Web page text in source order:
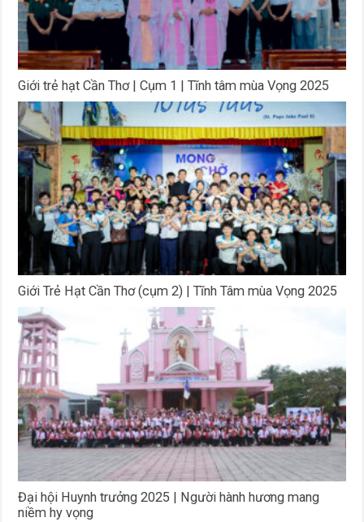
Giới trẻ hạt Cần Thơ | Cụm 1 | Tĩnh tâm mùa Vọng 2025
Giới Trẻ Hạt Cần Thơ (cụm 2) | Tĩnh Tâm mùa Vọng 2025
Đại hội Huynh trưởng 2025 | Người hành hương mang
niềm hy vọng